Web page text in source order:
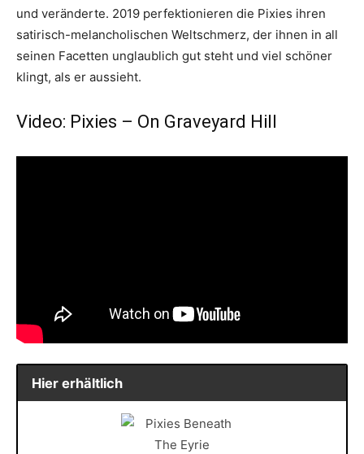
und veränderte. 2019 perfektionieren die Pixies ihren
satirisch-melancholischen Weltschmerz, der ihnen in all
seinen Facetten unglaublich gut steht und viel schöner
klingt, als er aussieht.
Video: Pixies – On Graveyard Hill
Hier erhältlich